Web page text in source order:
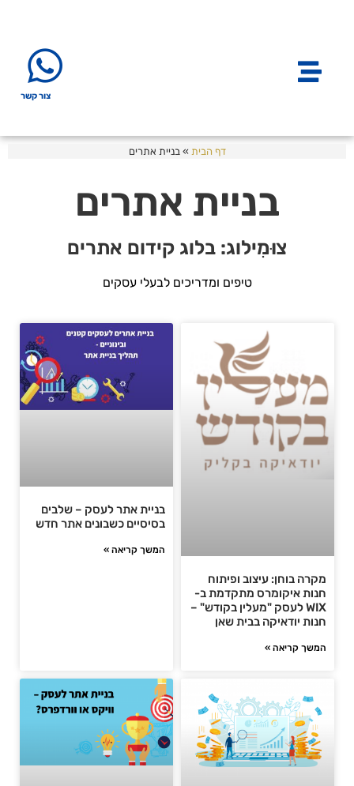
צור קשר
דף הבית » בניית אתרים
בניית אתרים
צוּמִילוג: בלוג קידום אתרים
טיפים ומדריכים לבעלי עסקים
מקרה בוחן: עיצוב ופיתוח
חנות איקומרס מתקדמת ב-
WIX לעסק "מעלין בקודש" –
חנות יודאיקה בבית שאן
המשך קריאה »
בניית אתר לעסק – שלבים
בסיסיים כשבונים אתר חדש
המשך קריאה »